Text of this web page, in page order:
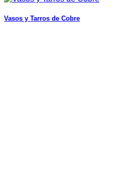
Vasos y Tarros de Cobre